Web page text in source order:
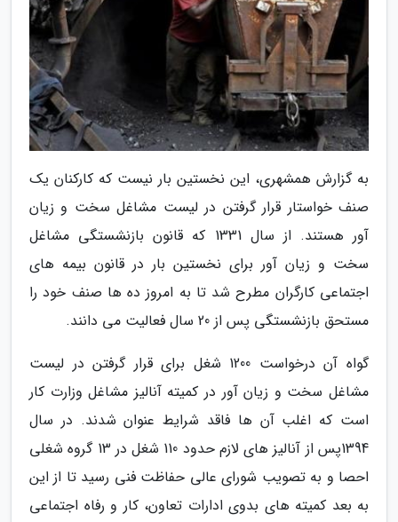
به گزارش همشهری، این نخستین بار نیست که کارکنان یک
صنف خواستار قرار گرفتن در لیست مشاغل سخت و زیان
آور هستند. از سال 1331 که قانون بازنشستگی مشاغل
سخت و زیان آور برای نخستین بار در قانون بیمه های
اجتماعی کارگران مطرح شد تا به امروز ده ها صنف خود را
مستحق بازنشستگی پس از 20 سال فعالیت می دانند.
گواه آن درخواست 1200 شغل برای قرار گرفتن در لیست
مشاغل سخت و زیان آور در کمیته آنالیز مشاغل وزارت کار
است که اغلب آن ها فاقد شرایط عنوان شدند. در سال
1394پس از آنالیز های لازم حدود 110 شغل در 13 گروه شغلی
احصا و به تصویب شورای عالی حفاظت فنی رسید تا از این
به بعد کمیته های بدوی ادارات تعاون، کار و رفاه اجتماعی